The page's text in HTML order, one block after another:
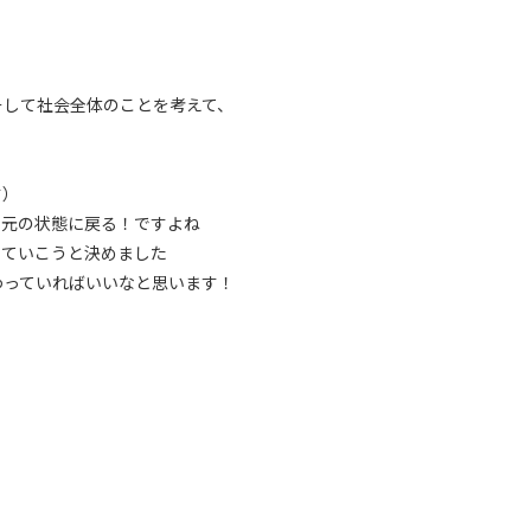
て社会全体のことを考えて、
の状態に戻る！ですよね
いこうと決めました
ていればいいなと思います！